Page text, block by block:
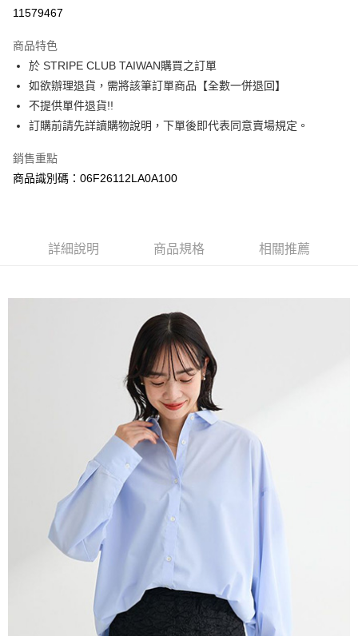
上海商業儲蓄銀行
臺灣中小企業銀行
匯豐（台灣）商業銀行
華泰商業銀行
聯邦商業銀行
遠東國際商業銀行
元大商業銀行
玉山商業銀行
星展（台灣）商業銀行
台灣樂天信用卡公司
LINE Pay
Apple Pay
街口支付
悠遊付
大哥付你分期
相關說明
流程，驗證手機門號後，選擇欲分期的期數、繳款截止日，確認付款後即完
1.分期款項不併入電信帳單，「大哥付你分期」於每月結算日後寄送繳費提
2.透過簡訊連結打開帳單後，可選擇「超商條碼／台灣大直營門市／銀行轉
帳／街口支付／iPASS MONEY」等通路繳費。
1.本服務係由「台灣大哥大股份有限公司」（以下簡稱本公司）所提供，讓
用戶於交易時，得透過本服務購買商品或服務，並由商店將買賣／分期付款
買賣價金債權讓與本公司後，依約使用本公司帳單繳交帳款。
2.基於同意付款使用「大哥付你分期」之契約關係目的，商店將以您的個人
資料（包含姓名、電話或地址）提供予台灣大哥大進項蒐集、處理及利用，
由本公司與您本人進行分期帳單所需資料之確認、核對及更正。
3.完整用戶服務條款，請詳閱以下連結：
【關於「AFTEE先享後付」】
１．簡單：不需註冊會員、不需綁卡、不需儲值。
２．便利：只要手機號碼，簡訊認證，即可結帳。
３．安心：先確認商品／服務後，再付款。
【「AFTEE先享後付」結帳流程】
１．於結帳方式選擇「AFTEE先享後付」後，將跳轉至「AFTEE先享後付」
結帳頁面，進行簡訊認證並確認金額後，即可完成結帳。
２．訂單成立數日內，您將收到繳費通知簡訊。
３．收到繳費通知簡訊後14天內，點擊此簡訊中的連結，可透過四大超商／
ATM／網路銀行／等多元方式進行付款，方視為交易完成。
※ 請注意：結帳手續完成當下不需立刻繳費，但若您需要取消訂單，請聯絡
購買商品的店家。未經商家同意取消之訂單仍視為有效，需透過AFTEE先享
後付繳納相關費用。
※ 交易是否成功請以「AFTEE先享後付 」之結帳頁面顯示為準，若有關於
是否繳費成功／繳費後需取消欲退款等相關疑問，請聯繫「AFTEE先享後付
客戶支援中心」
https://netprotections.freshdesk.com/support/home
【注意事項】
１．透過由恩沛科技股份有限公司提供之「AFTEE先享後付」服務完成之交
易，需依本服務之必要範圍內提供個人資料，並將交易相關給付款項請求債
權轉讓予恩沛科技股份有限公司。
２．關於個人資料處理事宜，請瀏覽以下網址：
https://aftee.tw/terms/#terms3
３．未成年的使用者請事先徵得法定代理人或監護人之同意方可使用
每筆NT$60，滿NT$1,500(含以上)免運費
每筆NT$60，滿NT$1,500(含以上)免運費
每筆NT$60，滿NT$1,500(含以上)免運費
萊爾富純取貨
每筆NT$60，滿NT$1,500(含以上)免運費
7-11取貨付款
每筆NT$60，滿NT$1,500(含以上)免運費
每筆NT$60，滿NT$1,500(含以上)免運費
11579467
商品特色
於 STRIPE CLUB TAIWAN購買之訂單
如欲辦理退貨，需將該筆訂單商品【全數一併退回】
不提供單件退貨!!
訂購前請先詳讀購物說明，下單後即代表同意賣場規定。
銷售重點
商品識別碼：06F26112LA0A100
詳細說明 商品規格 相關推薦